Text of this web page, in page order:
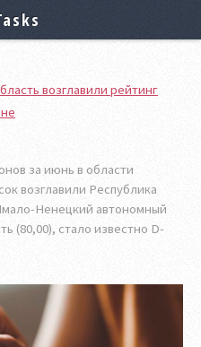
возглавили рейтинг
за июнь в области
возглавили Республика
Ненецкий автономный
(80,00), стало известно D-